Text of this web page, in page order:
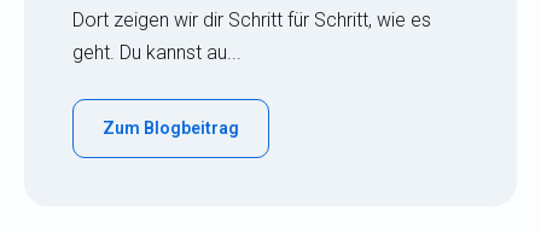
Dort zeigen wir dir Schritt für Schritt, wie es
geht. Du kannst au...
Zum Blogbeitrag